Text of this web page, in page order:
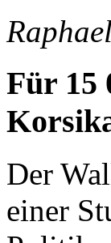
Für 15
Der
einer